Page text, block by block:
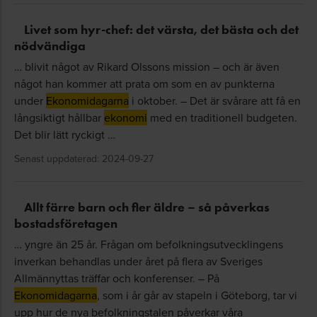
Livet som hyr-chef: det värsta, det bästa och det
nödvändiga
… blivit något av Rikard Olssons mission – och är även
något han kommer att prata om som en av punkterna
under Ekonomidagarna i oktober. – Det är svårare att få en
långsiktigt hållbar ekonomi med en traditionell budgeten.
Det blir lätt ryckigt …
Senast uppdaterad: 2024-09-27
Allt färre barn och fler äldre – så påverkas
bostadsföretagen
… yngre än 25 år. Frågan om befolkningsutvecklingens
inverkan behandlas under året på flera av Sveriges
Allmännyttas träffar och konferenser. – På
Ekonomidagarna, som i år går av stapeln i Göteborg, tar vi
upp hur de nya befolkningstalen påverkar våra